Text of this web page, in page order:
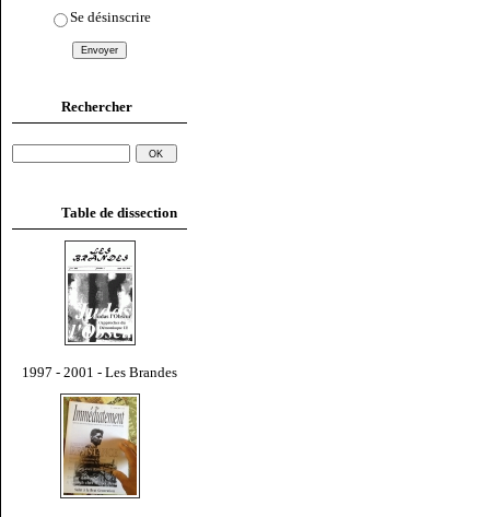
Se désinscrire
Rechercher
Table de dissection
1997 - 2001 - Les Brandes